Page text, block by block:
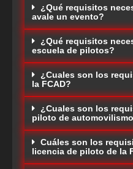
¿Qué requisitos
avale un evento?
¿Qué requisitos
escuela de pilotos?
¿Cuales son los
la FCAD?
¿Cuales son los
piloto de
Cuáles son los
licencia de piloto de la